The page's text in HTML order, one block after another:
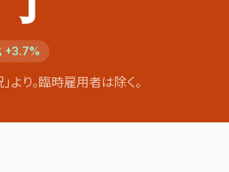
+3.7%
り。臨時雇用者は除く。